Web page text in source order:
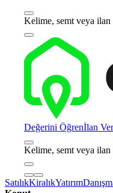
Kelime, semt veya ilan
Değerini Öğrenİlan Ver
Kelime, semt veya ilan
SatılıkKiralıkYatırım